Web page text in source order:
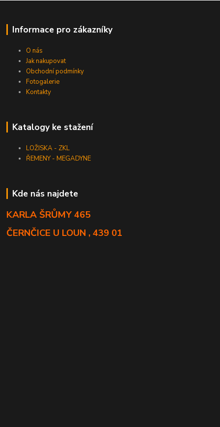
Informace pro zákazníky
O nás
Jak nakupovat
Obchodní podmínky
Fotogalerie
Kontakty
Katalogy ke stažení
LOŽISKA - ZKL
ŘEMENY - MEGADYNE
Kde nás najdete
KARLA ŠRŮMY 465
ČERNČICE U LOUN , 439 01